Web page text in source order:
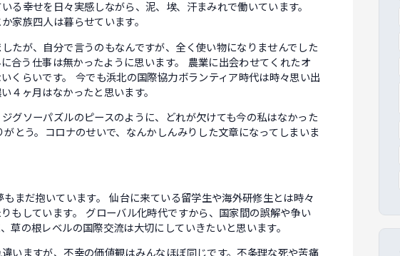
る幸せを日々実感しながら、泥、埃、汗まみれで働いています。
家族四人は暮らせています。
たが、自分で言うのもなんですが、全く使い物になりませんでした
合う仕事は無かったように思います。 農業に出会わせてくれたオ
くらいです。 今でも浜北の国際協力ボランティア時代は時々思い出
４ヶ月はなかったと思います。
グソーパズルのピースのように、どれが欠けても今の私はなかった
とう。コロナのせいで、なんかしんみりした文章になってしまいま
まだ抱いています。 仙台に来ている留学生や海外研修生とは時々
もしています。 グローバル化時代ですから、国家間の誤解や争い
草の根レベルの国際交流は大切にしていきたいと思います。
いますが、不幸の価値観はみんなほぼ同じです。不条理な死や苦痛